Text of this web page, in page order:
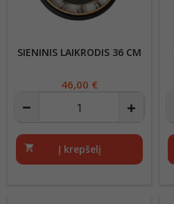
SIENINIS LAIKRODIS 36 CM
Kaina
46,00 €
shopping_cart Į krepšelį